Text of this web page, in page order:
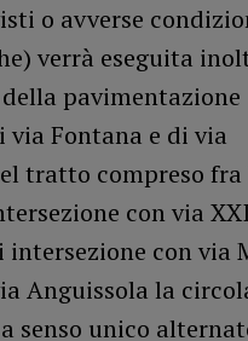
o avverse
verrà eseguita
pavimentazione
Fontana e di via
tratto compreso fra
con via
con via
Anguissola la
senso unico